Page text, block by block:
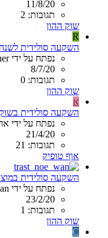
11/8/20
תגובות: 2
שוק ההון
R
השקעה סולידית
נפתח על ידי RoadRunner
8/7/20
תגובות: 0
שוק ההון
א
השקעה סולידית
נפתח על ידי
21/4/20
תגובות: 21
אוף טופיק
השקעה סולידית
נפתח על ידי trast_noe_wan
23/2/20
תגובות: 1
שוק ההון
C